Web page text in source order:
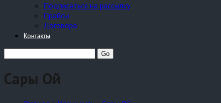
Подписаться на рассылку
Прайсы
Договора
Контакты
Сары Ой